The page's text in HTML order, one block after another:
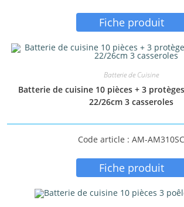
Fiche produit
Batterie de Cuisine
Batterie de cuisine 10 pièces + 3
22/26cm 3 casseroles
Code article : AM-AM310SC
Fiche produit